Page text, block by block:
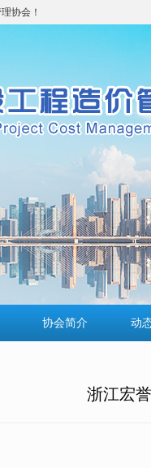
协会！
协会简介 动
浙江宏